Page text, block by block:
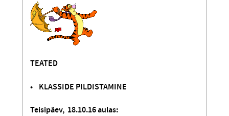
TEATED
• KLASSIDE PILDISTAMINE
Teisipäev, 18.10.16 aulas: